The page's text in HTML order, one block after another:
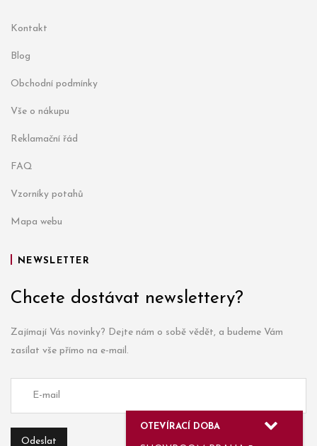
Kontakt
Blog
Obchodní podmínky
Vše o nákupu
Reklamační řád
FAQ
Vzorníky potahů
Mapa webu
NEWSLETTER
Chcete dostávat newslettery?
Zajímají Vás novinky? Dejte nám o sobě vědět, a budeme Vám
zasílat vše přímo na e-mail.
OTEVÍRACÍ DOBA